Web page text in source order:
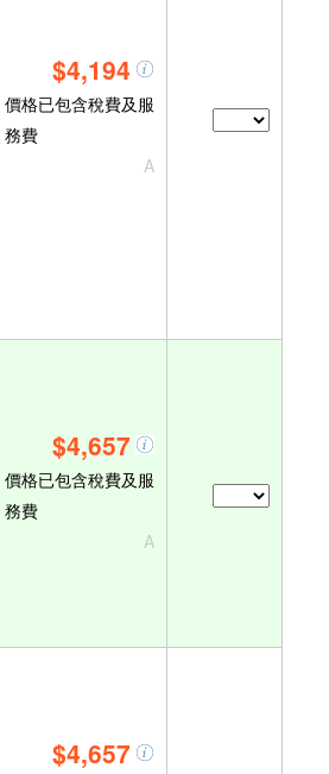
$4,194
價格已包含稅費及服
務費
A
$4,657
價格已包含稅費及服
務費
A
$4,657